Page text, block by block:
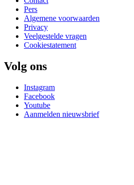
Pers
Algemene voorwaarden
Privacy
Veelgestelde vragen
Cookiestatement
Volg ons
Instagram
Facebook
Youtube
Aanmelden nieuwsbrief